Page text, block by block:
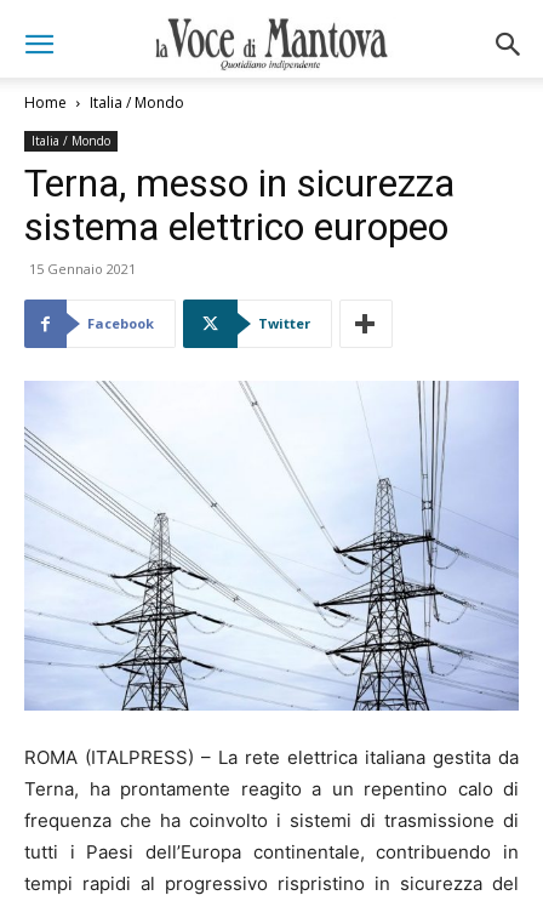
Home Italia / Mondo
Italia / Mondo
Terna, messo in sicurezza
sistema elettrico europeo
15 Gennaio 2021
Facebook Twitter
ROMA (ITALPRESS) – La rete elettrica italiana gestita da
Terna, ha prontamente reagito a un repentino calo di
frequenza che ha coinvolto i sistemi di trasmissione di
tutti i Paesi dell’Europa continentale, contribuendo in
tempi rapidi al progressivo rispristino in sicurezza del